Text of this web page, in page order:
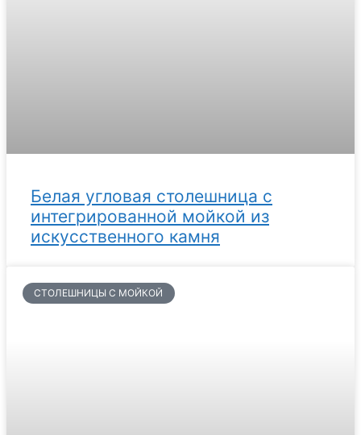
Белая угловая столешница с
интегрированной мойкой из
искусственного камня
СТОЛЕШНИЦЫ С МОЙКОЙ